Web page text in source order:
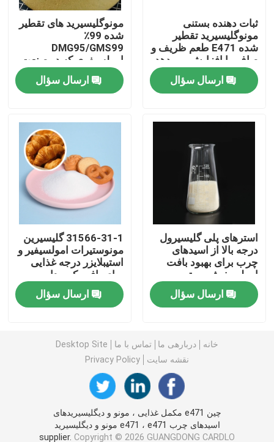
کنترل کیفیت
با ما تماس بگیرید
اخبار
درخواست نقل قول
امولسیفایر غذایی E471
امولسیفایر درجه مواد غذایی
امولسیفایرهای غذایی طبیعی
مونو و دیگلیسیرید
گلیسرول مونو استئارات
کیک بهبود دهنده امولسیون
ثبات دهنده بستنی
مونوگلیسیرید تقطیر
شده E471 طعم ظریف و
صاف را افزایش می دهد
ارسال سؤال
مونوگلیسیرید های تقطیر
شده 99٪
DMG95/GMS99
امولسیفری که در صنعت
نان پخت استفاده می
شود
ارسال سؤال
استرهای پلی گلیسیرول
درجه بالا از اسیدهای
چرب برای بهبود بافت
امولسیفیشن برتر
ارسال سؤال
31566-31-1 گلیسیرین
مونوستیرات امولسیفیر و
استیبلایزر درجه غذایی
برای بافت کرم دار
ارسال سؤال
خانه دربارهی ما تماس با ما
Desktop Site
نقشه سایت
Privacy Policy
چین e471 مکمل غذایی ، مونو و دیگلیسیریدهای
اسیدهای چرب e471 ، e471 مونو و دیگلیسیرید
supplier. Copyright © 2026 GUANGDONG CARDLO